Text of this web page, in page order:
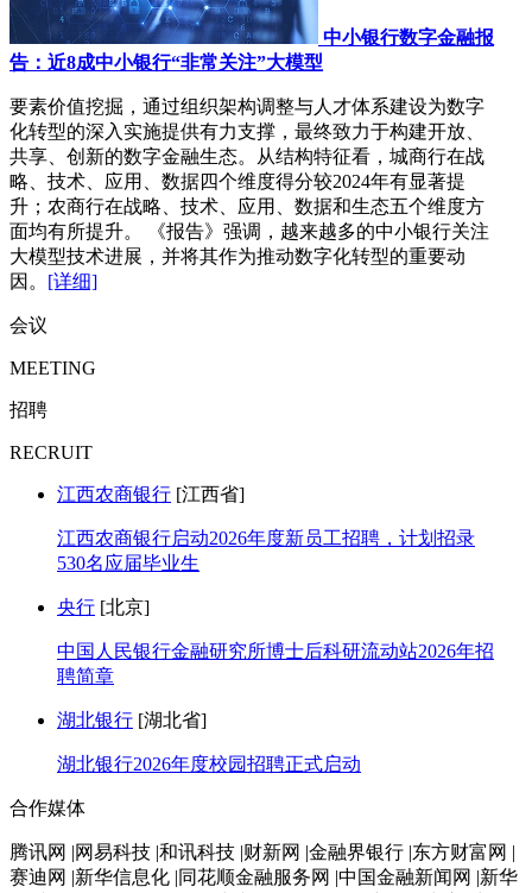
中小银行数字金融报
告：近8成中小银行“非常关注”大模型
要素价值挖掘，通过组织架构调整与人才体系建设为数字
化转型的深入实施提供有力支撑，最终致力于构建开放、
共享、创新的数字金融生态。从结构特征看，城商行在战
略、技术、应用、数据四个维度得分较2024年有显著提
升；农商行在战略、技术、应用、数据和生态五个维度方
面均有所提升。 《报告》强调，越来越多的中小银行关注
大模型技术进展，并将其作为推动数字化转型的重要动
因。 [详细]
会议
MEETING
招聘
RECRUIT
江西农商银行 [江西省]
江西农商银行启动2026年度新员工招聘，计划招录
530名应届毕业生
央行 [北京]
中国人民银行金融研究所博士后科研流动站2026年招
聘简章
湖北银行 [湖北省]
湖北银行2026年度校园招聘正式启动
合作媒体
腾讯网 |网易科技 |和讯科技 |财新网 |金融界银行 |东方财富网 |
赛迪网 |新华信息化 |同花顺金融服务网 |中国金融新闻网 |新华